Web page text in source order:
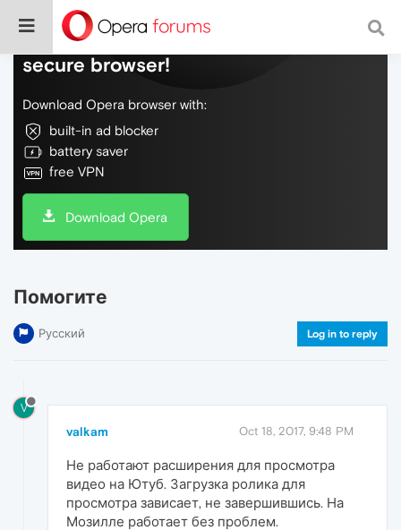
Do more on the web, with a fast and
secure browser!
Download Opera browser with:
built-in ad blocker
battery saver
free VPN
Download Opera
Помогите
Русский Log in to reply
V
valkam Oct 18, 2017, 9:48 PM
Не работают расширения для просмотра
видео на Ютуб. Загрузка ролика для
просмотра зависает, не завершившись. На
Мозилле работает без проблем.